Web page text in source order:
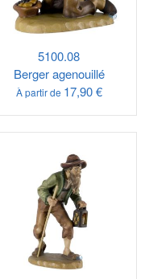
5100.08
Berger agenouillé
À partir de 17,90 €